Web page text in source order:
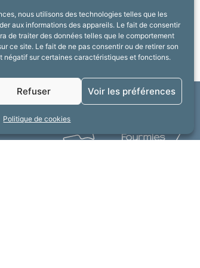
nous utilisons des technologies telles que les
aux informations des appareils. Le fait de consentir
de traiter des données telles que le comportement
ce site. Le fait de ne pas consentir ou de retirer son
négatif sur certaines caractéristiques et fonctions.
Refuser Voir les préférences
Politique de cookies